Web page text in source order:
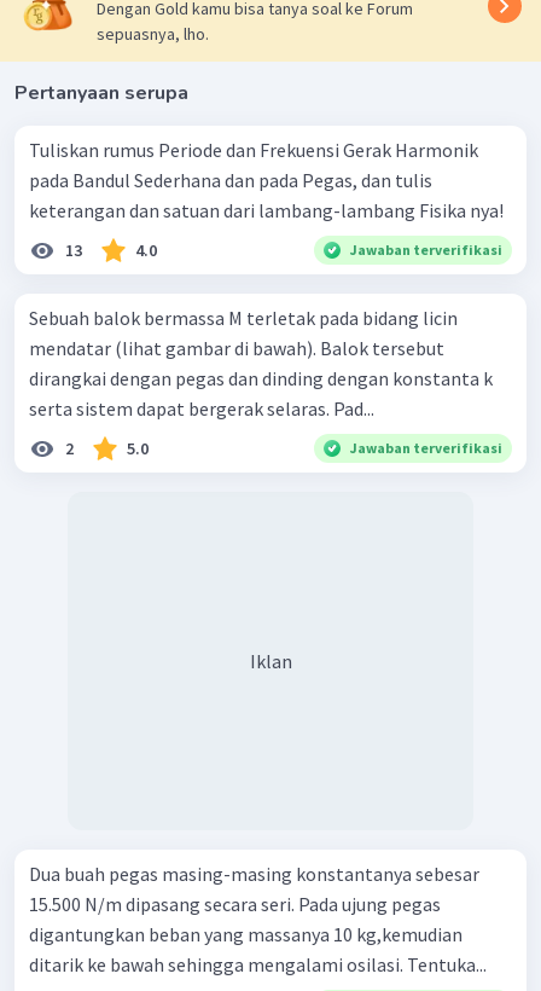
Dengan Gold kamu bisa tanya soal ke Forum
sepuasnya, lho.
Pertanyaan serupa
Tuliskan rumus Periode dan Frekuensi Gerak Harmonik
pada Bandul Sederhana dan pada Pegas, dan tulis
keterangan dan satuan dari lambang-lambang Fisika nya!
13 4.0 Jawaban terverifikasi
Sebuah balok bermassa M terletak pada bidang licin
mendatar (lihat gambar di bawah). Balok tersebut
dirangkai dengan pegas dan dinding dengan konstanta k
serta sistem dapat bergerak selaras. Pad...
2 5.0 Jawaban terverifikasi
Iklan
Dua buah pegas masing-masing konstantanya sebesar
15.500 N/m dipasang secara seri. Pada ujung pegas
digantungkan beban yang massanya 10 kg,kemudian
ditarik ke bawah sehingga mengalami osilasi. Tentuka...